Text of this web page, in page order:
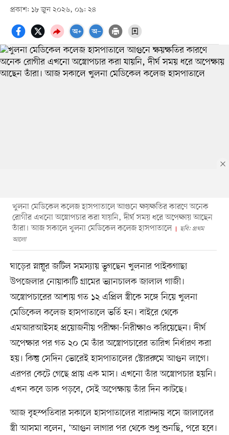
প্রকাশ: ১৮ জুন ২০২৬, ০৯: ২৪
খুলনা মেডিকেল কলেজ হাসপাতালে আগুনে ক্ষয়ক্ষতির কারণে অনেক
রোগীর এখনো অস্ত্রোপচার করা যায়নি, দীর্ঘ সময় ধরে অপেক্ষায় আছেন
তাঁরা। আজ সকালে খুলনা মেডিকেল কলেজ হাসপাতালে
ছবি: প্রথম
আলো
ঘাড়ের স্নায়ুর জটিল সমস্যায় ভুগছেন খুলনার পাইকগাছা
উপজেলার নোয়াকাটি গ্রামের ভ্যানচালক জালাল গাজী।
অস্ত্রোপচারের আশায় গত ১২ এপ্রিল স্ত্রীকে সঙ্গে নিয়ে খুলনা
মেডিকেল কলেজ হাসপাতালে ভর্তি হন। বাইরে থেকে
এমআরআইসহ প্রয়োজনীয় পরীক্ষা-নিরীক্ষাও করিয়েছেন। দীর্ঘ
অপেক্ষার পর গত ২০ মে তাঁর অস্ত্রোপচারের তারিখ নির্ধারণ করা
হয়। কিন্তু সেদিন ভোরেই হাসপাতালের স্টোররুমে আগুন লাগে।
এরপর কেটে গেছে প্রায় এক মাস। এখনো তাঁর অস্ত্রোপচার হয়নি।
এখন কবে ডাক পড়বে, সেই অপেক্ষায় তাঁর দিন কাটছে।
আজ বৃহস্পতিবার সকালে হাসপাতালের বারান্দায় বসে জালালের
স্ত্রী আসমা বলেন, ‘আগুন লাগার পর থেকে শুধু শুনছি, পরে হবে।